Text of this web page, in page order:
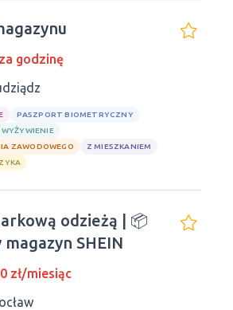
godzinę
PASZPORT BIOMETRYCZNY
WYŻYWIENIE
ZAWODOWEGO
Z MIESZKANIEM
odzieżą | 📦
SHEIN
zł/miesiąc